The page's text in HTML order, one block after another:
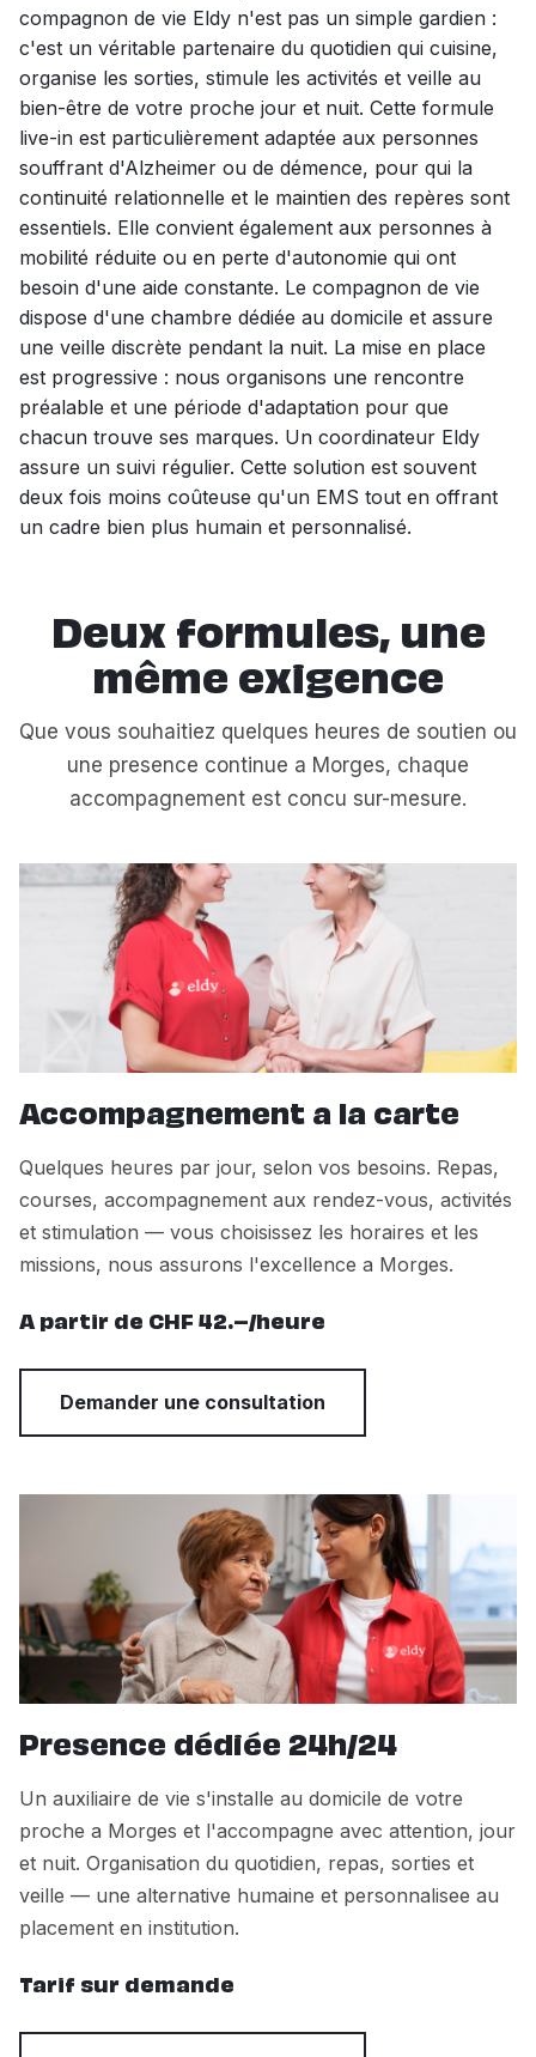
compagnon de vie Eldy n'est pas un simple gardien :
c'est un véritable partenaire du quotidien qui cuisine,
organise les sorties, stimule les activités et veille au
bien-être de votre proche jour et nuit. Cette formule
live-in est particulièrement adaptée aux personnes
souffrant d'Alzheimer ou de démence, pour qui la
continuité relationnelle et le maintien des repères sont
essentiels. Elle convient également aux personnes à
mobilité réduite ou en perte d'autonomie qui ont
besoin d'une aide constante. Le compagnon de vie
dispose d'une chambre dédiée au domicile et assure
une veille discrète pendant la nuit. La mise en place
est progressive : nous organisons une rencontre
préalable et une période d'adaptation pour que
chacun trouve ses marques. Un coordinateur Eldy
assure un suivi régulier. Cette solution est souvent
deux fois moins coûteuse qu'un EMS tout en offrant
un cadre bien plus humain et personnalisé.
Deux formules, une
même exigence
Que vous souhaitiez quelques heures de soutien ou
une presence continue a Morges, chaque
accompagnement est concu sur-mesure.
Accompagnement a la carte
Quelques heures par jour, selon vos besoins. Repas,
courses, accompagnement aux rendez-vous, activités
et stimulation — vous choisissez les horaires et les
missions, nous assurons l'excellence a Morges.
A partir de CHF 42.–/heure
Demander une consultation
Presence dédiée 24h/24
Un auxiliaire de vie s'installe au domicile de votre
proche a Morges et l'accompagne avec attention, jour
et nuit. Organisation du quotidien, repas, sorties et
veille — une alternative humaine et personnalisee au
placement en institution.
Tarif sur demande